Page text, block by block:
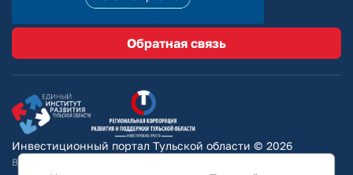
Обратная связь
Инвестиционный портал Тульской области © 2026
Вся информация на сайте носит ознакомительный характер и ни при